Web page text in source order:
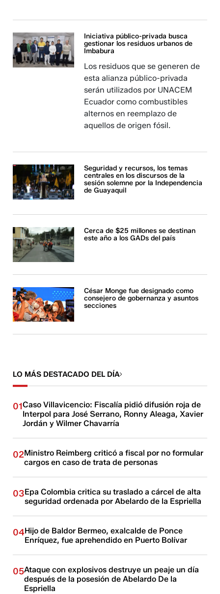
Iniciativa público-privada busca
gestionar los residuos urbanos de
Imbabura
Los residuos que se generen de
esta alianza público-privada
serán utilizados por UNACEM
Ecuador como combustibles
alternos en reemplazo de
aquellos de origen fósil.
Seguridad y recursos, los temas
centrales en los discursos de la
sesión solemne por la Independencia
de Guayaquil
Cerca de $25 millones se destinan
este año a los GADs del país
César Monge fue designado como
consejero de gobernanza y asuntos
secciones
LO MÁS DESTACADO DEL DÍA
01Caso Villavicencio: Fiscalía pidió difusión roja de
Interpol para José Serrano, Ronny Aleaga, Xavier
Jordán y Wilmer Chavarría
02Ministro Reimberg criticó a fiscal por no formular
cargos en caso de trata de personas
03Epa Colombia critica su traslado a cárcel de alta
seguridad ordenada por Abelardo de la Espriella
04Hijo de Baldor Bermeo, exalcalde de Ponce
Enríquez, fue aprehendido en Puerto Bolívar
05Ataque con explosivos destruye un peaje un día
después de la posesión de Abelardo De la
Espriella